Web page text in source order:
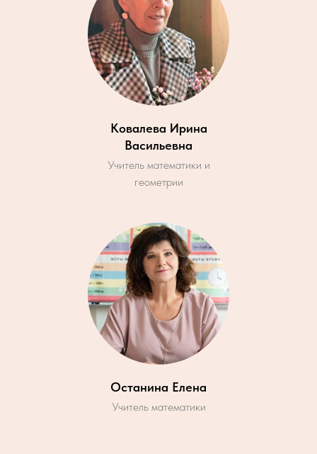
Ковалева Ирина
Васильевна
Учитель математики и
геометрии
Останина Елена
Учитель математики